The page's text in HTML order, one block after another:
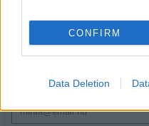
CONFIRM
Data Deletion
Név
E-mail cím